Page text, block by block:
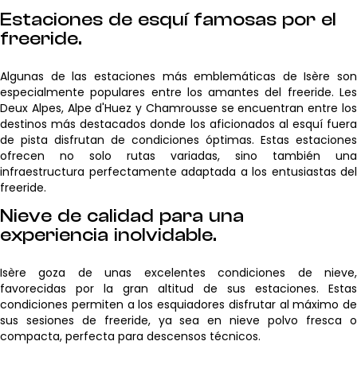
Estaciones de esquí famosas por el
freeride.
Algunas de las estaciones más emblemáticas de Isère son
especialmente populares entre los amantes del freeride. Les
Deux Alpes, Alpe d'Huez y Chamrousse se encuentran entre los
destinos más destacados donde los aficionados al esquí fuera
de pista disfrutan de condiciones óptimas. Estas estaciones
ofrecen no solo rutas variadas, sino también una
infraestructura perfectamente adaptada a los entusiastas del
freeride.
Nieve de calidad para una
experiencia inolvidable.
Isère goza de unas excelentes condiciones de nieve,
favorecidas por la gran altitud de sus estaciones. Estas
condiciones permiten a los esquiadores disfrutar al máximo de
sus sesiones de freeride, ya sea en nieve polvo fresca o
compacta, perfecta para descensos técnicos.